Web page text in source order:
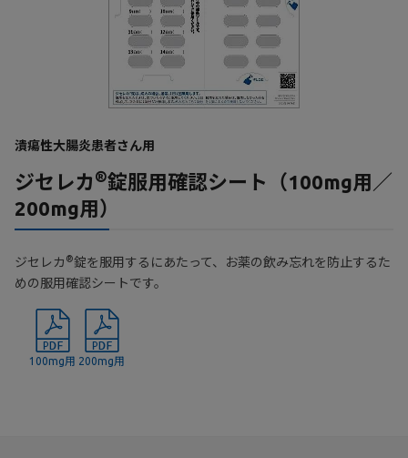
潰瘍性大腸炎患者さん用
ジセレカ ®錠服用確認シート（100mg用／
200mg用）
ジセレカ ®錠を服用するにあたって、お薬の飲み忘れを防止するた
めの服用確認シートです。
100mg用 200mg用